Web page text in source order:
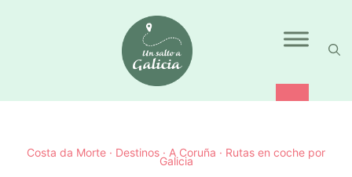
Costa da Morte · Destinos · A Coruña · Rutas en coche por
Galicia